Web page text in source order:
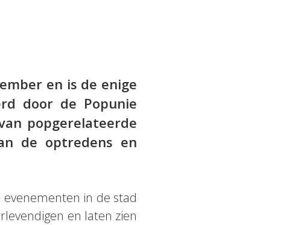
en is de enige
door de Popunie
popgerelateerde
de optredens en
in de stad
en laten zien